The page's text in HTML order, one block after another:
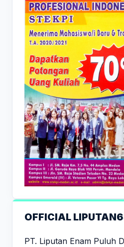
OFFICIAL
PT. Liputan Enam Puluh